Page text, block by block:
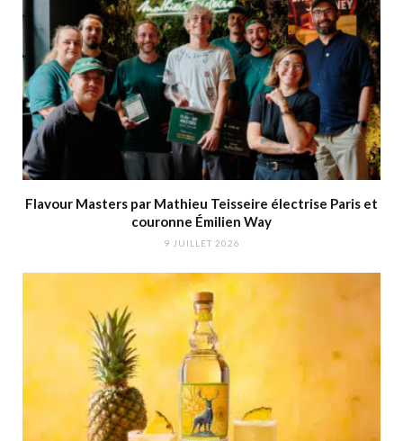
Flavour Masters par Mathieu Teisseire électrise Paris et
couronne Émilien Way
9 JUILLET 2026